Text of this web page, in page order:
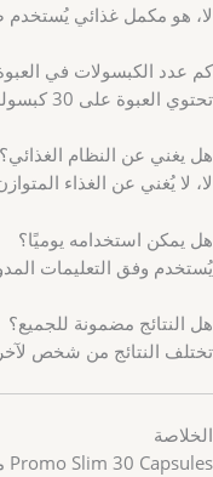
لا، هو مكمل غذائي
كم عدد الكبسولات في
تحتوي العبوة على 30 كبسولة.
هل يغني عن النظام الغذائي؟
لا، لا يُغني عن الغذاء
هل يمكن استخدامه يوميًا؟
يُستخدم وفق التعليمات
هل النتائج مضمونة للجميع؟
تختلف النتائج من شخص
الخلاصة